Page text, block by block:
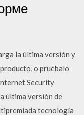
la última versión y
o pruébalo
Security
última versión de
tecnología